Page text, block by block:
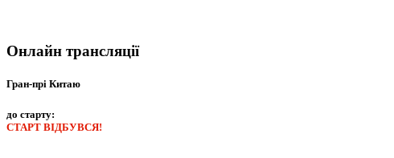
Онлайн трансляції
Гран-прі Китаю
до старту:
СТАРТ ВІДБУВСЯ!